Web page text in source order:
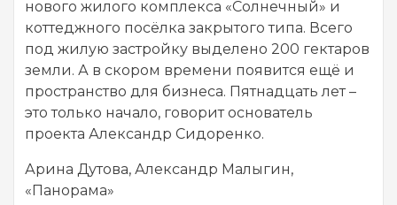
нового жилого комплекса «Солнечный» и
коттеджного посёлка закрытого типа. Всего
под жилую застройку выделено 200 гектаров
земли. А в скором времени появится ещё и
пространство для бизнеса. Пятнадцать лет –
это только начало, говорит основатель
проекта Александр Сидоренко.
Арина Дутова, Александр Малыгин,
«Панорама»